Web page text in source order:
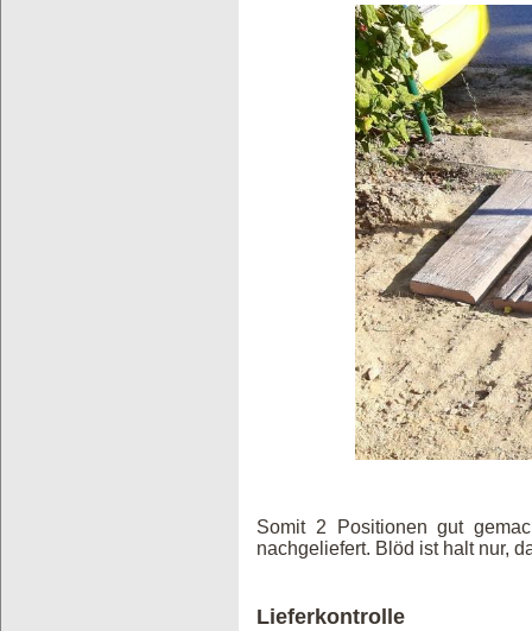
Somit 2 Positionen gut
nachgeliefert. Blöd ist halt nur,
Lieferkontrolle